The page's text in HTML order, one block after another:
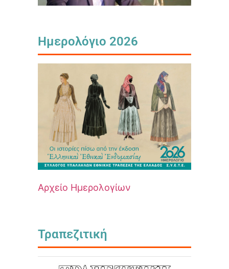
Ημερολόγιο 2026
Αρχείο Ημερολογίων
Τραπεζιτική